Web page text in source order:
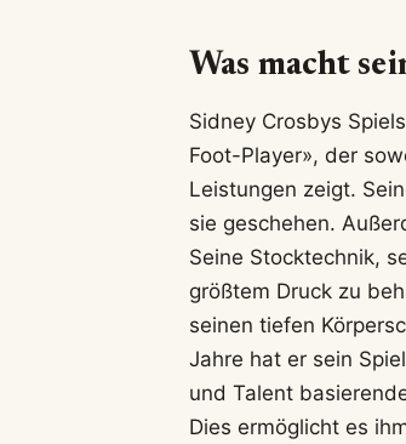
Was macht
Sidney Crosbys
Foot-Player», der
Leistungen zeigt.
sie geschehen.
Seine Stocktechnik,
größtem Druck zu
seinen tiefen
Jahre hat er sein
und Talent
Dies ermöglicht es